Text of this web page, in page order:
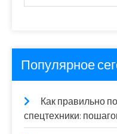
Популярное
Как правильно
спецтехники: